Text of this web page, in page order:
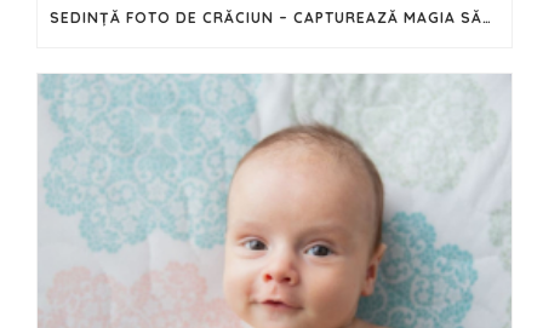
SEDINȚĂ FOTO DE CRĂCIUN – CAPTUREAZĂ MAGIA SĂRBĂTORILOR ÎN IMAGINI